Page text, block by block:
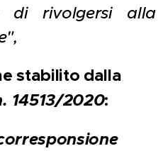
di rivolgersi alla
stabilito dalla
14513/2020: